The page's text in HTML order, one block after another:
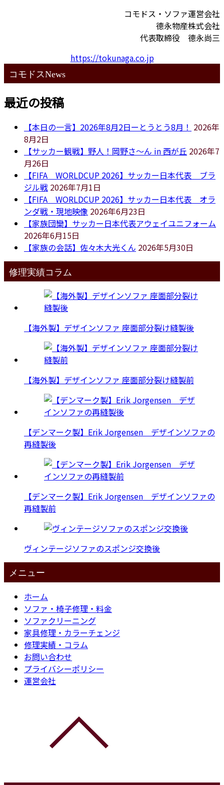
コモドス・ソファ運営会社
德永物産株式会社
代表取締役 德永尚三
https://tokunaga.co.jp
コモドスNews
最近の投稿
【本日の一言】2026年8月2日ーとうとう8月！ 2026年
8月2日
【サッカー観戦】野人！岡野さ～ん in 西が丘 2026年7
月26日
【FIFA WORLDCUP 2026】サッカー日本代表 ブラ
ジル戦 2026年7月1日
【FIFA WORLDCUP 2026】サッカー日本代表 オラ
ンダ戦・現地映像 2026年6月23日
【家族団欒】サッカー日本代表アウェイユニフォーム
2026年6月15日
【家族の会話】佐々木大光くん 2026年5月30日
修理実績コラム
【海外製】デザインソファ 座面部分裂け縫製後
【海外製】デザインソファ 座面部分裂け縫製前
【デンマーク製】Erik Jorgensen デザインソファの
再縫製後
【デンマーク製】Erik Jorgensen デザインソファの
再縫製前
ヴィンテージソファのスポンジ交換後
メニュー
ホーム
ソファ・椅子修理・料金
ソファクリーニング
家具修理・カラーチェンジ
修理実績・コラム
お問い合わせ
プライバシーポリシー
運営会社